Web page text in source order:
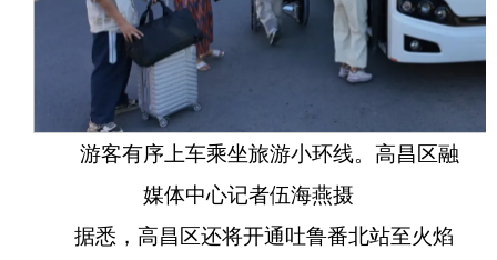
游客有序上车乘坐旅游小环线。高昌区融
媒体中心记者伍海燕摄
据悉，高昌区还将开通吐鲁番北站至火焰